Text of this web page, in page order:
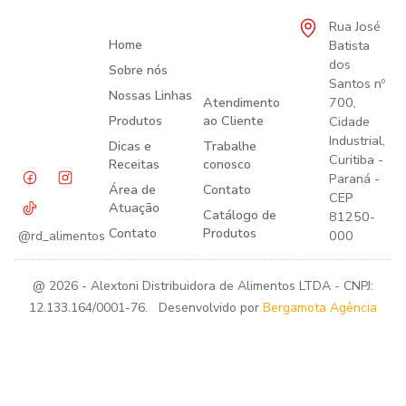
@rd_alimentos
Home
Sobre nós
Nossas Linhas
Produtos
Dicas e
Receitas
Área de
Atuação
Contato
Atendimento
ao Cliente
Trabalhe
conosco
Contato
Catálogo de
Produtos
Rua José
Batista
dos
Santos nº
700,
Cidade
Industrial,
Curitiba -
Paraná -
CEP
81250-
000
@ 2026 - Alextoni Distribuidora de Alimentos LTDA - CNPJ:
12.133.164/0001-76. Desenvolvido por Bergamota Agência